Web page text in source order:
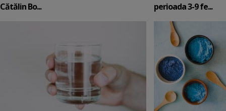
Cătălin Bo...
perioada 3-9 fe...